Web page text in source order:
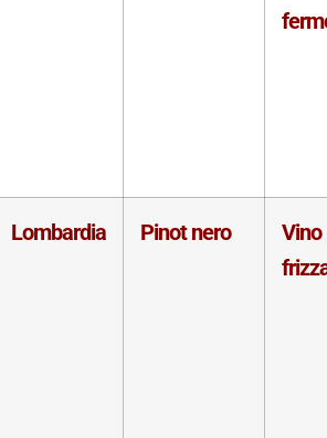
Lombardia Pinot nero
Vino